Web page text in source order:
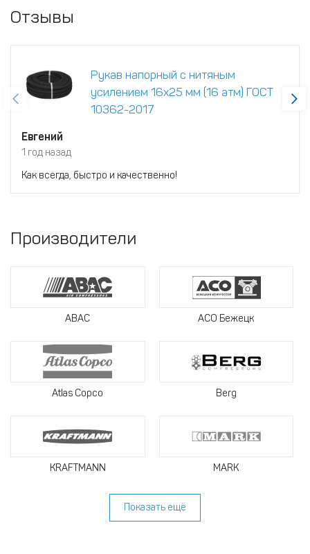
Отзывы
Рукав напорный с нитяным
усилением 16х25 мм (16 атм) ГОСТ
10362-2017
Евгений
1 год назад
Как всегда, быстро и качественно!
Производители
ABAC АСО Бежецк
Atlas Copco Berg
KRAFTMANN MARK
Показать ещё